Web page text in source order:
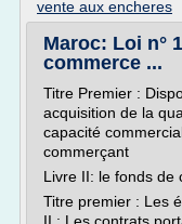
vente aux encheres
Maroc: Loi n°
commerce ...
Titre Premier :
acquisition de la
capacité
commerçant
Livre II: le fonds de
Titre premier : Les